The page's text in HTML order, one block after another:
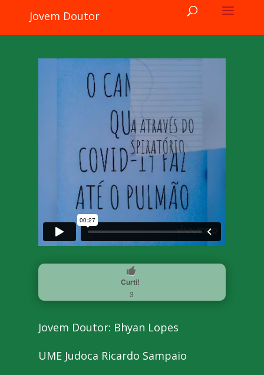
Jovem Doutor
Curti!
3
Jovem Doutor: Bhyan Lopes
UME Judoca Ricardo Sampaio